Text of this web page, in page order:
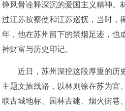
铮风骨诠释深沉的爱国主义精神。
过江苏按察使和江苏巡抚，当时，
年，他在苏州留下的禁烟足迹，也
神财富与历史印记。
近日，苏州深挖这段厚重的历
主题文旅线路，以林则徐在苏为官
联古城地标、园林古建、烟火街巷